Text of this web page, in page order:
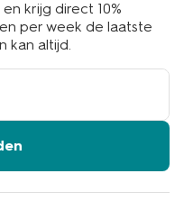
krijg direct 10%
per week de laatste
kan altijd.